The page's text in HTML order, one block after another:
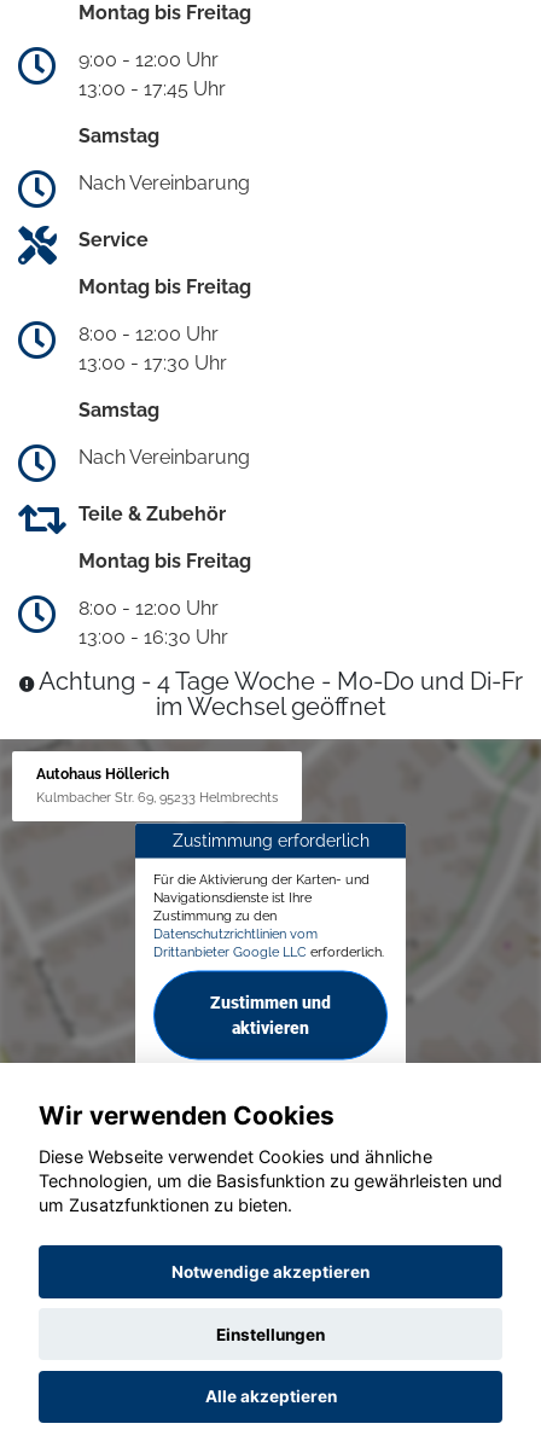
Montag bis Freitag
9:00 - 12:00 Uhr
13:00 - 17:45 Uhr
Samstag
Nach Vereinbarung
Service
Montag bis Freitag
8:00 - 12:00 Uhr
13:00 - 17:30 Uhr
Samstag
Nach Vereinbarung
Teile & Zubehör
Montag bis Freitag
8:00 - 12:00 Uhr
13:00 - 16:30 Uhr
Achtung - 4 Tage Woche - Mo-Do und Di-Fr
im Wechsel geöffnet
Autohaus Höllerich
Kulmbacher Str. 69, 95233 Helmbrechts
Zustimmung erforderlich
Für die Aktivierung der Karten- und
Navigationsdienste ist Ihre
Zustimmung zu den
Datenschutzrichtlinien vom
Drittanbieter Google LLC erforderlich.
Zustimmen und
aktivieren
© konjunkturmotor.de GmbH 2020 - 2026
Wir verwenden Cookies
Diese Webseite verwendet Cookies und ähnliche
Technologien, um die Basisfunktion zu gewährleisten und
um Zusatzfunktionen zu bieten.
Notwendige akzeptieren
Einstellungen
Alle akzeptieren